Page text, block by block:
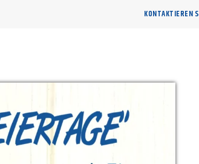
KONTAKTIEREN